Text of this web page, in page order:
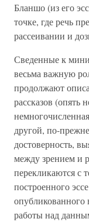
Бланшо (из его
точке, где речь
рассеивании и
Сведенные к
весьма важную
продолжают
рассказов (опять
другой, по-
достоверность,
между зрением и
перекликаются с
построенного
опубликованного
работы над